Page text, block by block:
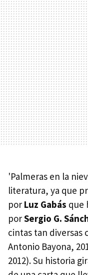
'Palmeras en la
literatura, ya que
por Luz Gabás que
porSergio G.
cintas tan diversas
Antonio Bayona,
2012). Su historia